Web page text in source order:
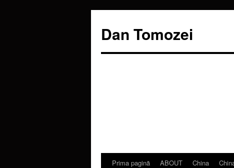
Dan Tomozei
SariPrima pagină ABOUT China